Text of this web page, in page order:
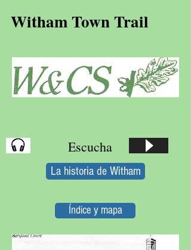
Witham Town Trail
La historia de Witham
Índice y mapa
Escucha